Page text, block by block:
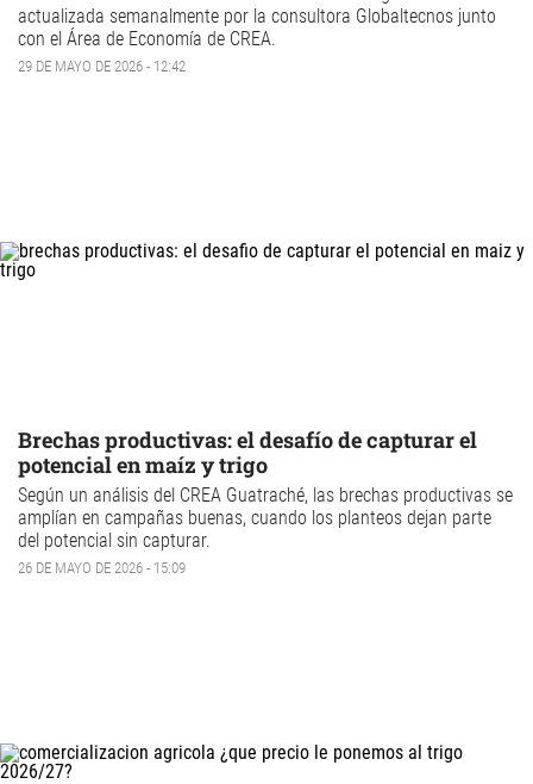
actualizada semanalmente por la consultora Globaltecnos junto
con el Área de Economía de CREA.
29 DE MAYO DE 2026 - 12:42
Brechas productivas: el desafío de capturar el
potencial en maíz y trigo
Según un análisis del CREA Guatraché, las brechas productivas se
amplían en campañas buenas, cuando los planteos dejan parte
del potencial sin capturar.
26 DE MAYO DE 2026 - 15:09